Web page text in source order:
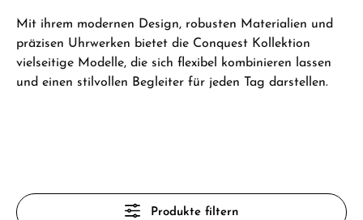
Mit ihrem modernen Design, robusten Materialien und
präzisen Uhrwerken bietet die Conquest Kollektion
vielseitige Modelle, die sich flexibel kombinieren lassen
und einen stilvollen Begleiter für jeden Tag darstellen.
Produkte filtern